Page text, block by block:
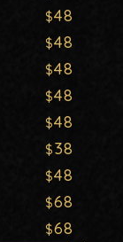
48
48
48
48
48
38
48
68
68